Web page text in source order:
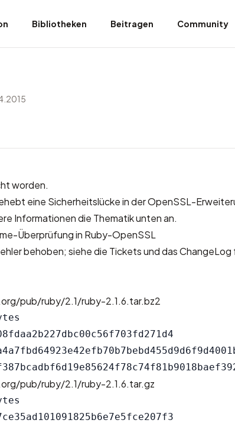
Bibliotheken Beitragen Community
worden.
eine Sicherheitslücke in der OpenSSL-
Informationen die Thematik unten an.
Überprüfung in Ruby-OpenSSL
behoben; siehe die Ticketsund dasChangeLog
pub/ruby/2.1/ruby-2.1.6.tar.bz2
pub/ruby/2.1/ruby-2.1.6.tar.gz